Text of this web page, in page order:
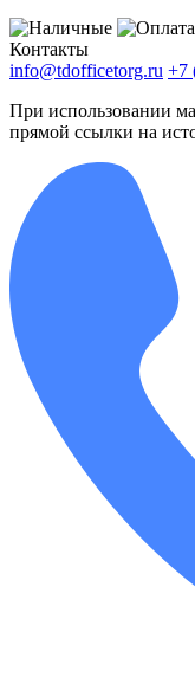
Контакты
info@tdofficetorg.ru +7
При использовании
прямой ссылки на